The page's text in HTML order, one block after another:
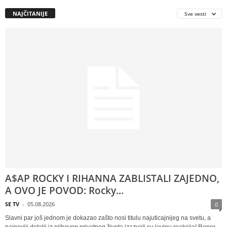
NAJČITANIJE Sve vesti
A$AP ROCKY I RIHANNA ZABLISTALI ZAJEDNO,
A OVO JE POVOD: Rocky...
SE TV - 05.08.2026 0
Slavni par još jednom je dokazao zašto nosi titulu najuticajnijeg na svetu, a